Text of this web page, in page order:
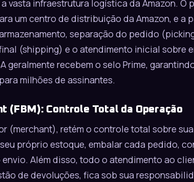
vasta infraestrutura logística da Amazon. O
um centro de distribuição da Amazon, e a
separação do pedido
(shipping) e o atendimento inicial sobre
geralmente recebem o selo Prime,
milhões de assinantes.
(FBM): Controle Total da Operação
(merchant), retém o controle total sobre
próprio estoque, embalar cada pedido,
Além disso, todo o atendimento ao
de devoluções, fica sob sua